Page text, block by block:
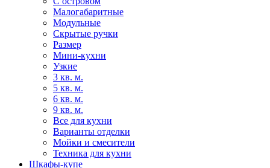
Малогабаритные
Модульные
Скрытые ручки
Размер
Мини-кухни
Узкие
3 кв. м.
5 кв. м.
6 кв. м.
9 кв. м.
Все для кухни
Варианты отделки
Мойки и смесители
Техника для кухни
Шкафы-купе